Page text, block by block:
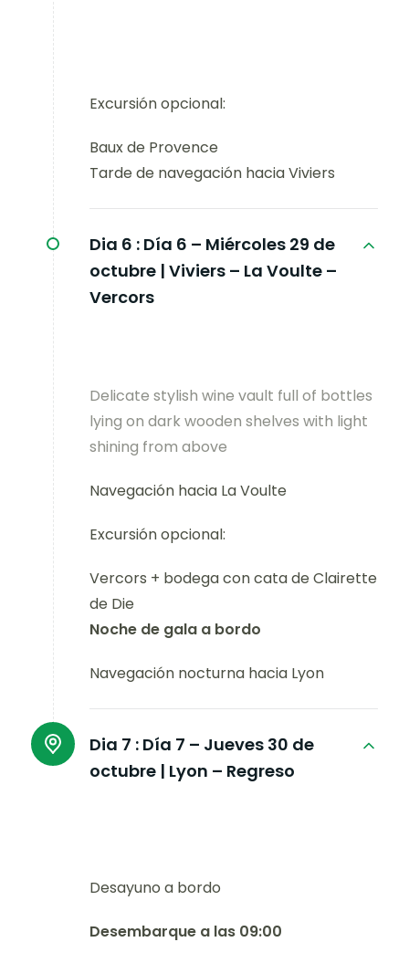
Excursión opcional:
Baux de Provence
Tarde de navegación hacia Viviers
Dia 6 : Día 6 – Miércoles 29 de
octubre | Viviers – La Voulte –
Vercors
Delicate stylish wine vault full of bottles
lying on dark wooden shelves with light
shining from above
Navegación hacia La Voulte
Excursión opcional:
Vercors + bodega con cata de Clairette
de Die
Noche de gala a bordo
Navegación nocturna hacia Lyon
Dia 7 : Día 7 – Jueves 30 de
octubre | Lyon – Regreso
Desayuno a bordo
Desembarque a las 09:00